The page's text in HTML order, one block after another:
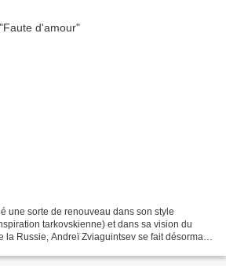
une sorte de renouveau dans son style
tarkovskienne) et dans sa vision du
la Russie, Andreï Zviaguintsev se fait désormais